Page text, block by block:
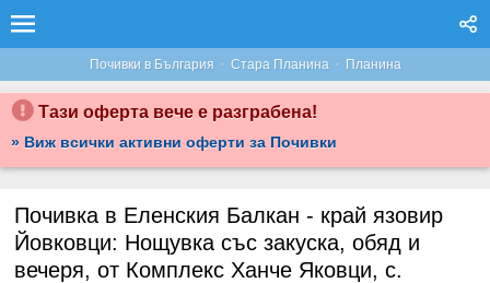
Почивки в България · Стара Планина · Планина
Тази оферта вече е разграбена!
» Виж всички активни оферти за Почивки
Почивка в Еленския Балкан - край язовир
Йовковци: Нощувка със закуска, обяд и
вечеря, от Комплекс Ханче Яковци, с.